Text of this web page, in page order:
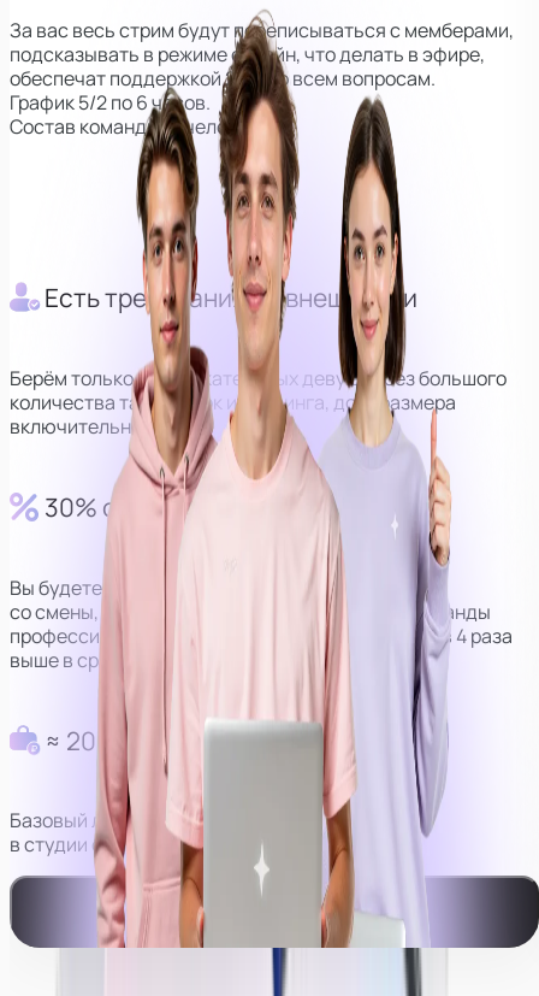
За вас весь стрим будут переписываться с мемберами,
подсказывать в режиме онлайн, что делать в эфире,
обеспечат поддержкой 24/7 по всем вопросам.
График 5/2 по 6 часов.
Состав команды: 3 человека.
Главный куратор
Оператор
Куратор
Есть требования по внешности
Берём только привлекательных девушек без большого
количества татуировок и пирсинга, до М размера
включительно.
30% от выручки
Вы будете получать 30% от дохода
со смены, но за счёт наличия персональной команды
профессионалов, сумма получается в среднем в 4 раза
выше в сравнении с моделями без оператора.
≈ 200 000 руб в месяц
Базовый личный доход моделей
в студии с оператором.
Смотреть видео-пример работы